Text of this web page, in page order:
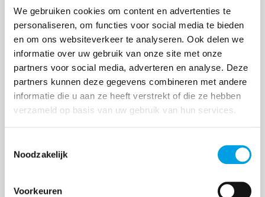
We gebruiken cookies om content en advertenties te
personaliseren, om functies voor social media te bieden
en om ons websiteverkeer te analyseren. Ook delen we
informatie over uw gebruik van onze site met onze
partners voor social media, adverteren en analyse. Deze
partners kunnen deze gegevens combineren met andere
informatie die u aan ze heeft verstrekt of die ze hebben
verzameld op basis van uw gebruik van hun services.
Noodzakelijk
Voorkeuren
Compliance diensten binnenkort
beschikbaar voor China-importeurs
De Europese richtlijnen rondom de veiligheid van
producten worden steeds strenger. Hiermee groeit
de verantwoordelijkheid voor Westerse bedrijven
die producten uit landen zoals China naar Europa
i...